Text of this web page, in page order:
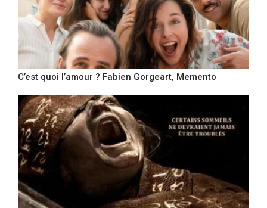
C’est quoi l’amour ? Fabien Gorgeart, Memento